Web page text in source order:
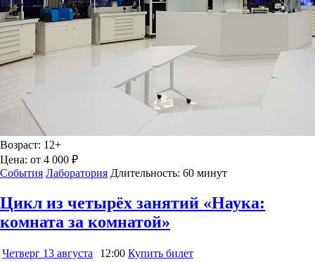
Возраст: 12+
Цена: от 4 000 ₽
События Лаборатория Длительность: 60 минут
Цикл из четырёх занятий «Наука:
комната за комнатой»
Четверг 13 августа 12:00 Купить билет